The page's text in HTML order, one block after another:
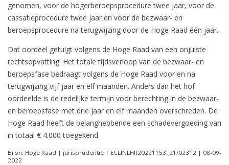
genomen, voor de hogerberoepsprocedure twee jaar, voor de
cassatieprocedure twee jaar en voor de bezwaar- en
beroepsprocedure na terugwijzing door de Hoge Raad één jaar.
Dat oordeel getuigt volgens de Hoge Raad van een onjuiste
rechtsopvatting. Het totale tijdsverloop van de bezwaar- en
beroepsfase bedraagt volgens de Hoge Raad voor en na
terugwijzing vijf jaar en elf maanden. Anders dan het hof
oordeelde is de redelijke termijn voor berechting in de bezwaar-
en beroepsfase met drie jaar en elf maanden overschreden. De
Hoge Raad heeft de belanghebbende een schadevergoeding van
in totaal € 4.000 toegekend.
Bron: Hoge Raad | jurisprudentie | ECLINLHR20221153, 21/02312 | 08-09-
2022